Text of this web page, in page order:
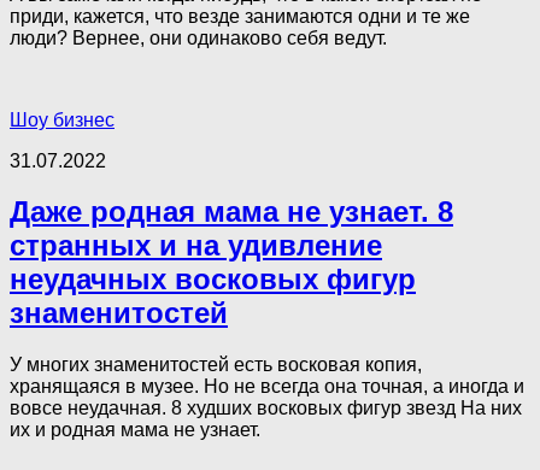
приди, кажется, что везде занимаются одни и те же
люди? Вернее, они одинаково себя ведут.
Шоу бизнес
31.07.2022
Даже родная мама не узнает. 8
странных и на удивление
неудачных восковых фигур
знаменитостей
У многих знаменитостей есть восковая копия,
хранящаяся в музее. Но не всегда она точная, а иногда и
вовсе неудачная. 8 худших восковых фигур звезд На них
их и родная мама не узнает.